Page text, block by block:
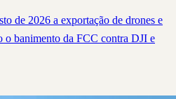
de 2026 a exportação de drones e
o banimento da FCC contra DJI e